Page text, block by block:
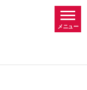
メニュー